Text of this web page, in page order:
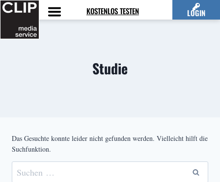
Zum
Inhalt
springen
KOSTENLOS TESTEN LOGIN
Studie
Das Gesuchte konnte leider nicht gefunden werden. Vielleicht hilft die
Suchfunktion.
nach: